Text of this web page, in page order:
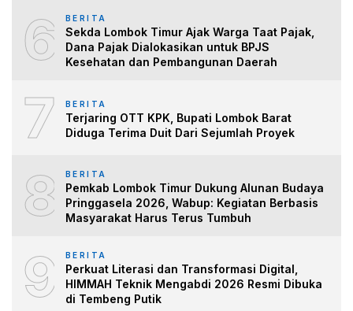
6 BERITA
Sekda Lombok Timur Ajak Warga Taat Pajak,
Dana Pajak Dialokasikan untuk BPJS
Kesehatan dan Pembangunan Daerah
7 BERITA
Terjaring OTT KPK, Bupati Lombok Barat
Diduga Terima Duit Dari Sejumlah Proyek
8 BERITA
Pemkab Lombok Timur Dukung Alunan Budaya
Pringgasela 2026, Wabup: Kegiatan Berbasis
Masyarakat Harus Terus Tumbuh
9 BERITA
Perkuat Literasi dan Transformasi Digital,
HIMMAH Teknik Mengabdi 2026 Resmi Dibuka
di Tembeng Putik